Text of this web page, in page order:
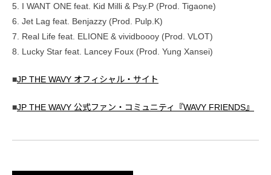
5. I WANT ONE feat. Kid Milli & Psy.P (Prod. Tigaone)
6. Jet Lag feat. Benjazzy (Prod. Pulp.K)
7. Real Life feat. ELIONE & vividboooy (Prod. VLOT)
8. Lucky Star feat. Lancey Foux (Prod. Yung Xansei)
■JP THE WAVY オフィシャル・サイト
■JP THE WAVY 公式ファン・コミュニティ『WAVY FRIENDS』